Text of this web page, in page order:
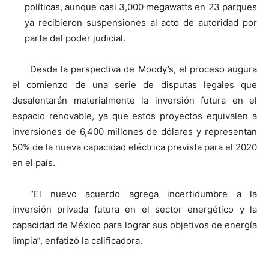
políticas, aunque casi 3,000 megawatts en 23 parques
ya recibieron suspensiones al acto de autoridad por
parte del poder judicial.
Desde la perspectiva de Moody’s, el proceso augura
el comienzo de una serie de disputas legales que
desalentarán materialmente la inversión futura en el
espacio renovable, ya que estos proyectos equivalen a
inversiones de 6,400 millones de dólares y representan
50% de la nueva capacidad eléctrica prevista para el 2020
en el país.
“El nuevo acuerdo agrega incertidumbre a la
inversión privada futura en el sector energético y la
capacidad de México para lograr sus objetivos de energía
limpia”, enfatizó la calificadora.